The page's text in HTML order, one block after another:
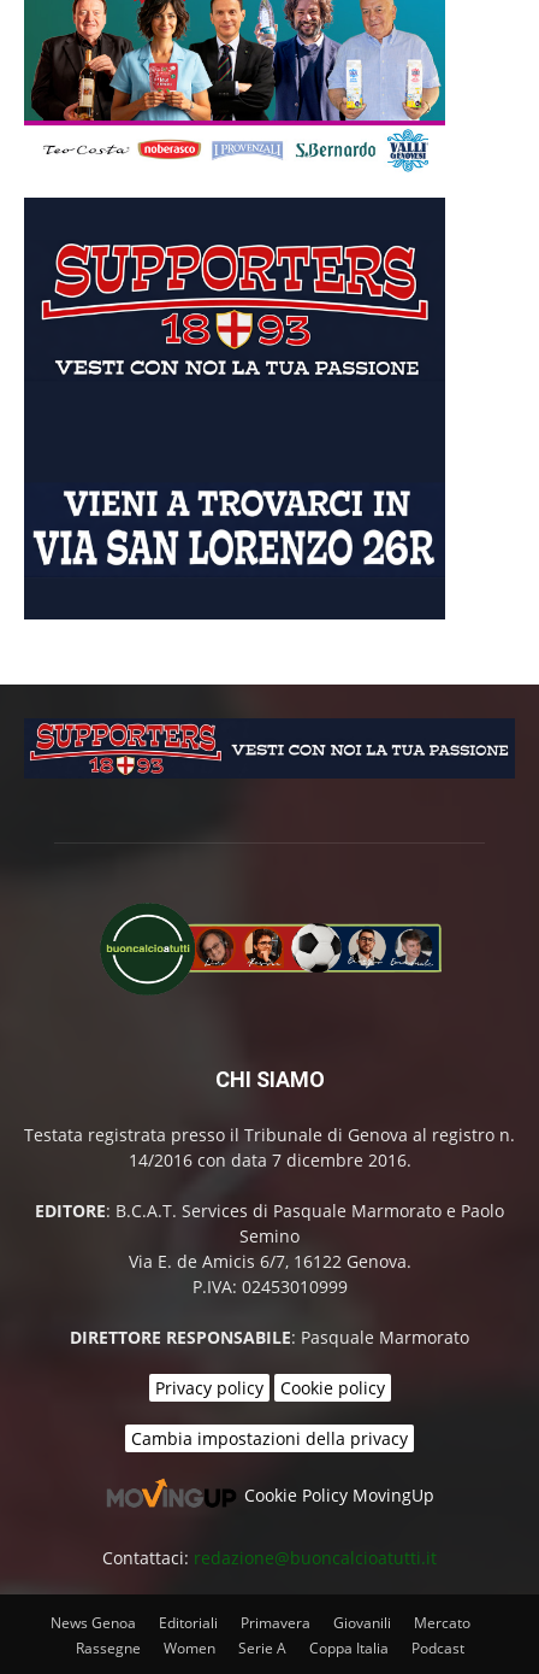
CHI SIAMO
Testata registrata presso il Tribunale di Genova al registro n.
14/2016 con data 7 dicembre 2016.
EDITORE: B.C.A.T. Services di Pasquale Marmorato e Paolo
Semino
Via E. de Amicis 6/7, 16122 Genova.
P.IVA: 02453010999
DIRETTORE RESPONSABILE: Pasquale Marmorato
Privacy policy Cookie policy
Cambia impostazioni della privacy
Cookie Policy MovingUp
Contattaci: redazione@buoncalcioatutti.it
News Genoa Editoriali Primavera Giovanili
Mercato
Rassegne
Women Serie A Coppa Italia Podcast